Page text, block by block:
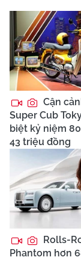
Cận
Super Cub
biệt kỷ niệm
43 triệu đồng
Rolls-
Phantom hơn